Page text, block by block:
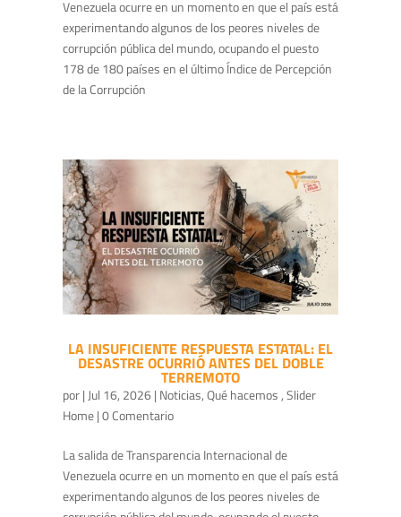
Venezuela ocurre en un momento en que el país está
experimentando algunos de los peores niveles de
corrupción pública del mundo, ocupando el puesto
178 de 180 países en el último Índice de Percepción
de la Corrupción
LA INSUFICIENTE RESPUESTA ESTATAL: EL
DESASTRE OCURRIÓ ANTES DEL DOBLE
TERREMOTO
por| Jul 16, 2026| Noticias,Qué hacemos ,Slider
Home| 0 Comentario
La salida de Transparencia Internacional de
Venezuela ocurre en un momento en que el país está
experimentando algunos de los peores niveles de